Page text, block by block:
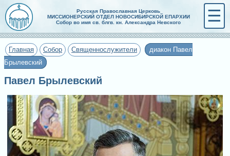
Русская Православная Церковь
МИССИОНЕРСКИЙ ОТДЕЛ НОВОСИБИРСКОЙ ЕПАРХИИ
Собор во имя св. блгв. кн. Александра Невского
☰
Главная Собор Священнослужители
диакон Павел
Брылевский
Павел Брылевский